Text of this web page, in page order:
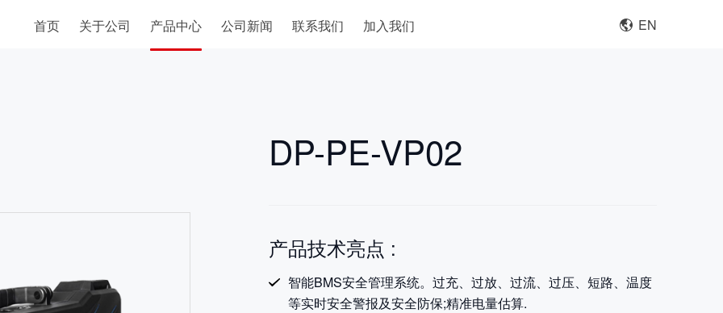
首页 关于公司 产品中心 公司新闻 联系我们 加入我们 EN
DP-PE-VP02
产品技术亮点 :
智能BMS安全管理系统。过充、过放、过流、过压、短路、温度
等实时安全警报及安全防保;精准电量估算.